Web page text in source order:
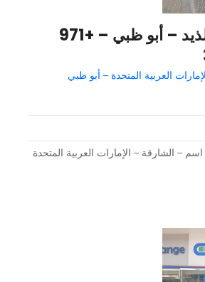
تسجيل – الذيد – أبو ظبي – +971
العربية المتحدة – أبو ظبي
– الشارقة – الإمارات العربية المتحدة